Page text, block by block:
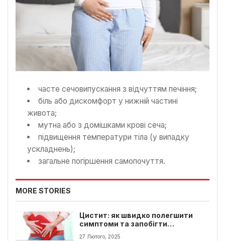
часте сечовипускання з відчуттям печіння;
біль або дискомфорт у нижній частині
живота;
мутна або з домішками крові сеча;
підвищення температури тіла (у випадку
ускладнень);
загальне погіршення самопочуття.
MORE STORIES
Цистит: як швидко полегшити
симптоми та запобігти
ускладненням
27 Лютого, 2025